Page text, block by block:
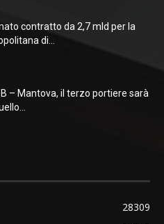
contratto da 2,7 mld per la
di...
– Mantova, il terzo portiere sarà
28309